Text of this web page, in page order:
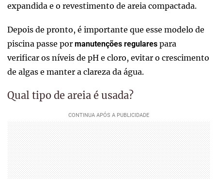
expandida e o revestimento de areia compactada.
Depois de pronto, é importante que esse modelo de
piscina passe por manutenções regulares para
verificar os níveis de pH e cloro, evitar o crescimento
de algas e manter a clareza da água.
Qual tipo de areia é usada?